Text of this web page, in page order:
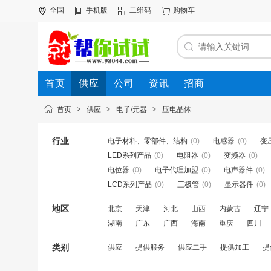
全国 手机版 二维码 购物车
首页 供应 公司 资讯 招商
首页 > 供应 > 电子/元器 > 压电晶体
行业 电子材料、零部件、结构 (0) 电感器 (0)
变
LED系列产品 (0) 电阻器 (0) 变频器 (0)
电位器 (0) 电子代理加盟 (0) 电声器件 (0)
LCD系列产品 (0) 三极管 (0) 显示器件 (0)
地区 北京 天津 河北 山西 内蒙古
辽宁
湖南
广东 广西 海南 重庆 四川
类别 供应 提供服务 供应二手 提供加工